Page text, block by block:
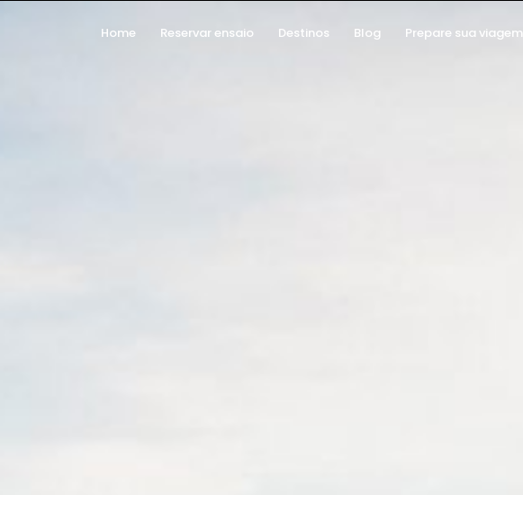
Home Reservar ensaio Destinos Blog Prepare sua viagem